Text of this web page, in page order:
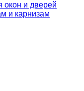
окон и дверей
и карнизам